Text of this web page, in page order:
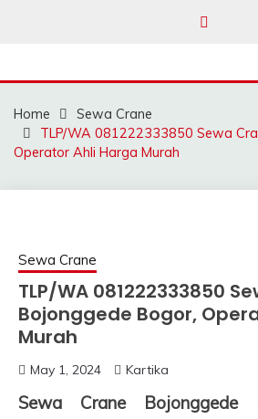
SAHABAT
JASA SEWA
FORKLIFT |
Home
Sewa Crane
TLP/WA 081222333850 Sewa
Operator Ahli Harga Murah
Sewa Crane
TLP/WA 081222333850
Bojonggede Bogor,
Murah
May 1, 2024 Kartika
Sewa Crane Bojonggede